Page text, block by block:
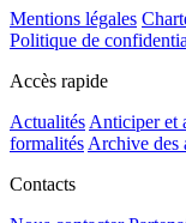
Mentions légales
Politique de
Accès rapide
Actualités Anticiper et
formalités Archive des
Contacts